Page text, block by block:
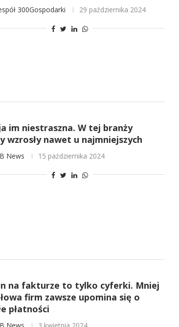
300Gospodarki 29 października 2024
im niestraszna. W tej branży
wzrosły nawet u najmniejszych
News 15 października 2024
na fakturze to tylko cyferki. Mniej
firm zawsze upomina się o
płatności